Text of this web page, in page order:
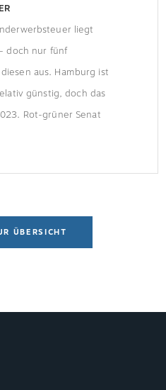
liegt
doch nur fünf
aus. Hamburg ist
günstig, doch das
Rot-grüner Senat
der im Ländervergleich
generiert Hamburg
ÜBERSICHT